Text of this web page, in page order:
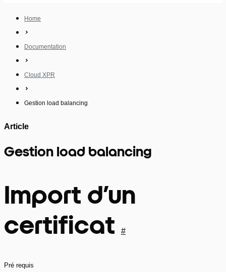
Home
Documentation
Cloud XPR
Gestion load balancing
Article
Gestion load balancing
Import d’un
certificat
#
Pré requis